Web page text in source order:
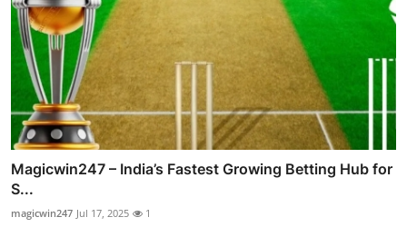
Magicwin247 – India’s Fastest Growing Betting Hub for
S...
magicwin247 Jul 17, 2025 1